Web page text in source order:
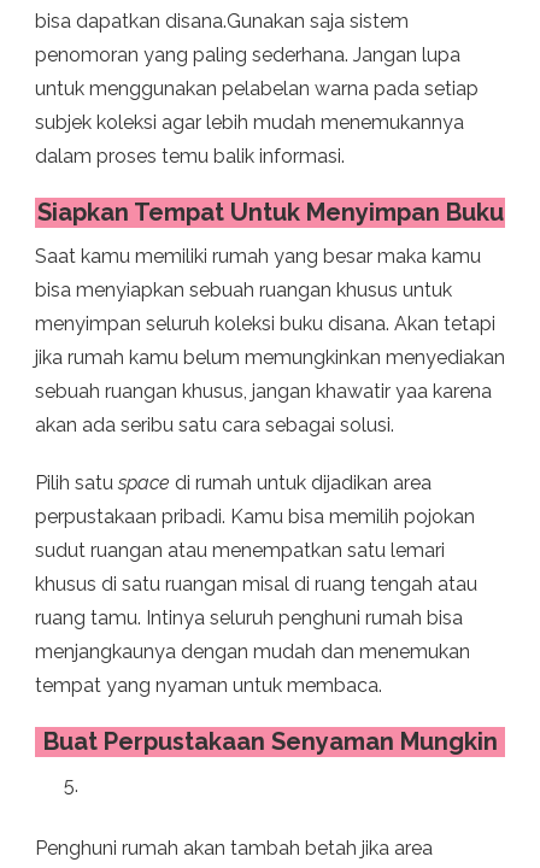
bisa dapatkan disana.Gunakan saja sistem
penomoran yang paling sederhana. Jangan lupa
untuk menggunakan pelabelan warna pada setiap
subjek koleksi agar lebih mudah menemukannya
dalam proses temu balik informasi.
Siapkan Tempat Untuk Menyimpan Buku
Saat kamu memiliki rumah yang besar maka kamu
bisa menyiapkan sebuah ruangan khusus untuk
menyimpan seluruh koleksi buku disana. Akan tetapi
jika rumah kamu belum memungkinkan menyediakan
sebuah ruangan khusus, jangan khawatir yaa karena
akan ada seribu satu cara sebagai solusi.
Pilih satu space di rumah untuk dijadikan area
perpustakaan pribadi. Kamu bisa memilih pojokan
sudut ruangan atau menempatkan satu lemari
khusus di satu ruangan misal di ruang tengah atau
ruang tamu. Intinya seluruh penghuni rumah bisa
menjangkaunya dengan mudah dan menemukan
tempat yang nyaman untuk membaca.
Buat Perpustakaan Senyaman Mungkin
Penghuni rumah akan tambah betah jika area